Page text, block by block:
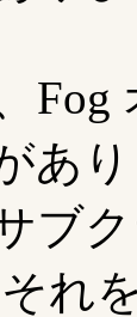
あ
ブ
れ